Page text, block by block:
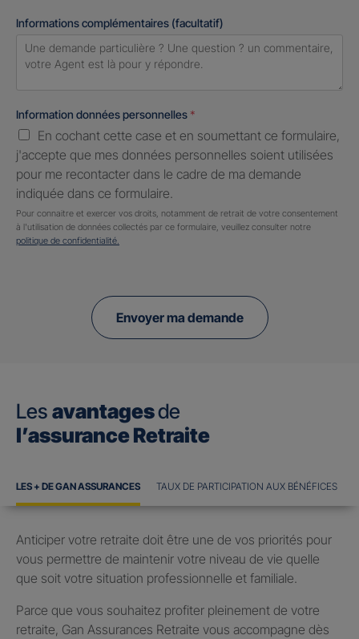
Informations complémentaires (facultatif)
Information données personnelles *
En cochant cette case et en soumettant ce formulaire,
j'accepte que mes données personnelles soient utilisées
pour me recontacter dans le cadre de ma demande
indiquée dans ce formulaire.
Pour connaitre et exercer vos droits, notamment de retrait de votre consentement
à l'utilisation de données collectés par ce formulaire, veuillez consulter notre
politique de confidentialité.
Envoyer ma demande
Les avantagesde
l’assurance Retraite
LES + DE GAN ASSURANCES TAUX DE PARTICIPATION AUX BÉNÉFICES
Anticiper votre retraite doit être une de vos priorités pour
vous permettre de maintenir votre niveau de vie quelle
que soit votre situation professionnelle et familiale.
Parce que vous souhaitez profiter pleinement de votre
retraite, Gan Assurances Retraite vous accompagne dès